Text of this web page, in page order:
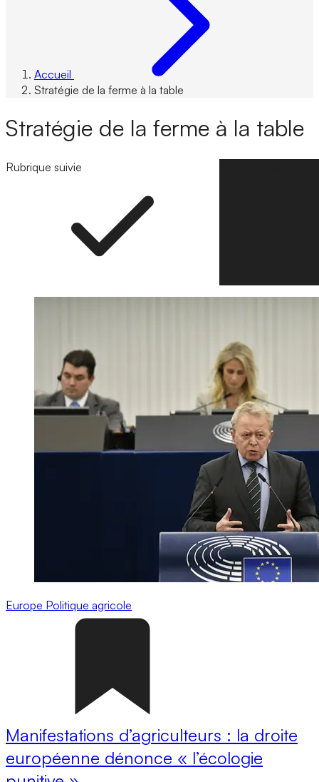
Accueil
Stratégie de la ferme à la table
Stratégie de la ferme à la table
Rubrique suivie
Europe Politique agricole
Manifestations d’agriculteurs : la droite
européenne dénonce « l’écologie